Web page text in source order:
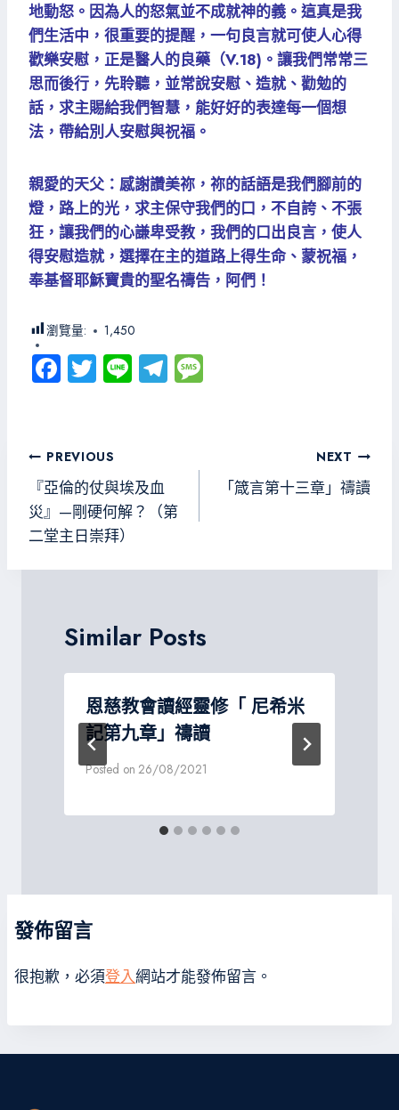
地動怒。因為人的怒氣並不成就神的義。這真是我
們生活中，很重要的提醒，一句良言就可使人心得
歡樂安慰，正是醫人的良藥（V.18)。讓我們常常三
思而後行，先聆聽，並常說安慰、造就、勸勉的
話，求主賜給我們智慧，能好好的表達每一個想
法，帶給別人安慰與祝福。
親愛的天父：感謝讚美祢，祢的話語是我們腳前的
燈，路上的光，求主保守我們的口，不自誇、不張
狂，讓我們的心謙卑受教，我們的口出良言，使人
得安慰造就，選擇在主的道路上得生命、蒙祝福，
奉基督耶穌寶貴的聖名禱告，阿們！
瀏覽量: 1,450
Fa
ce
o
ok
T
wi
er
Li
ne
Te
le
文
章
導
覽
PREVIOUS
『亞倫的仗與埃及血
災』—剛硬何解？（第
二堂主日崇拜）
NEXT
「箴言第十三章」禱讀
Similar Posts
恩慈教會讀經靈修「 尼希米
記第九章」禱讀
Posted on 26/08/2021
發佈留言
很抱歉，必須登入網站才能發佈留言。